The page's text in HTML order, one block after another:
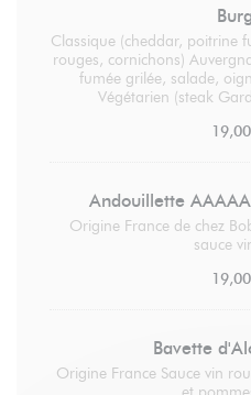
Classique (cheddar, poitrine
rouges, cornichons)
fumée grilée, salade,
Végétarien (steak
Andouillette
Origine France de chez
sauce
Bavette
Origine France Sauce vin